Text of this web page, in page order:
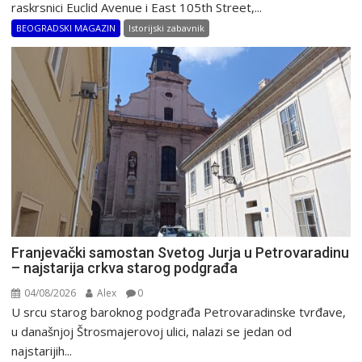
raskrsnici Euclid Avenue i East 105th Street,...
BEOGRADSKI MAGAZIN Istorijski zabavnik
Franjevački samostan Svetog Jurja u Petrovaradinu
– najstarija crkva starog podgrađa
04/08/2026 Alex 0
U srcu starog baroknog podgrađa Petrovaradinske tvrđave,
u današnjoj Štrosmajerovoj ulici, nalazi se jedan od
najstarijih...